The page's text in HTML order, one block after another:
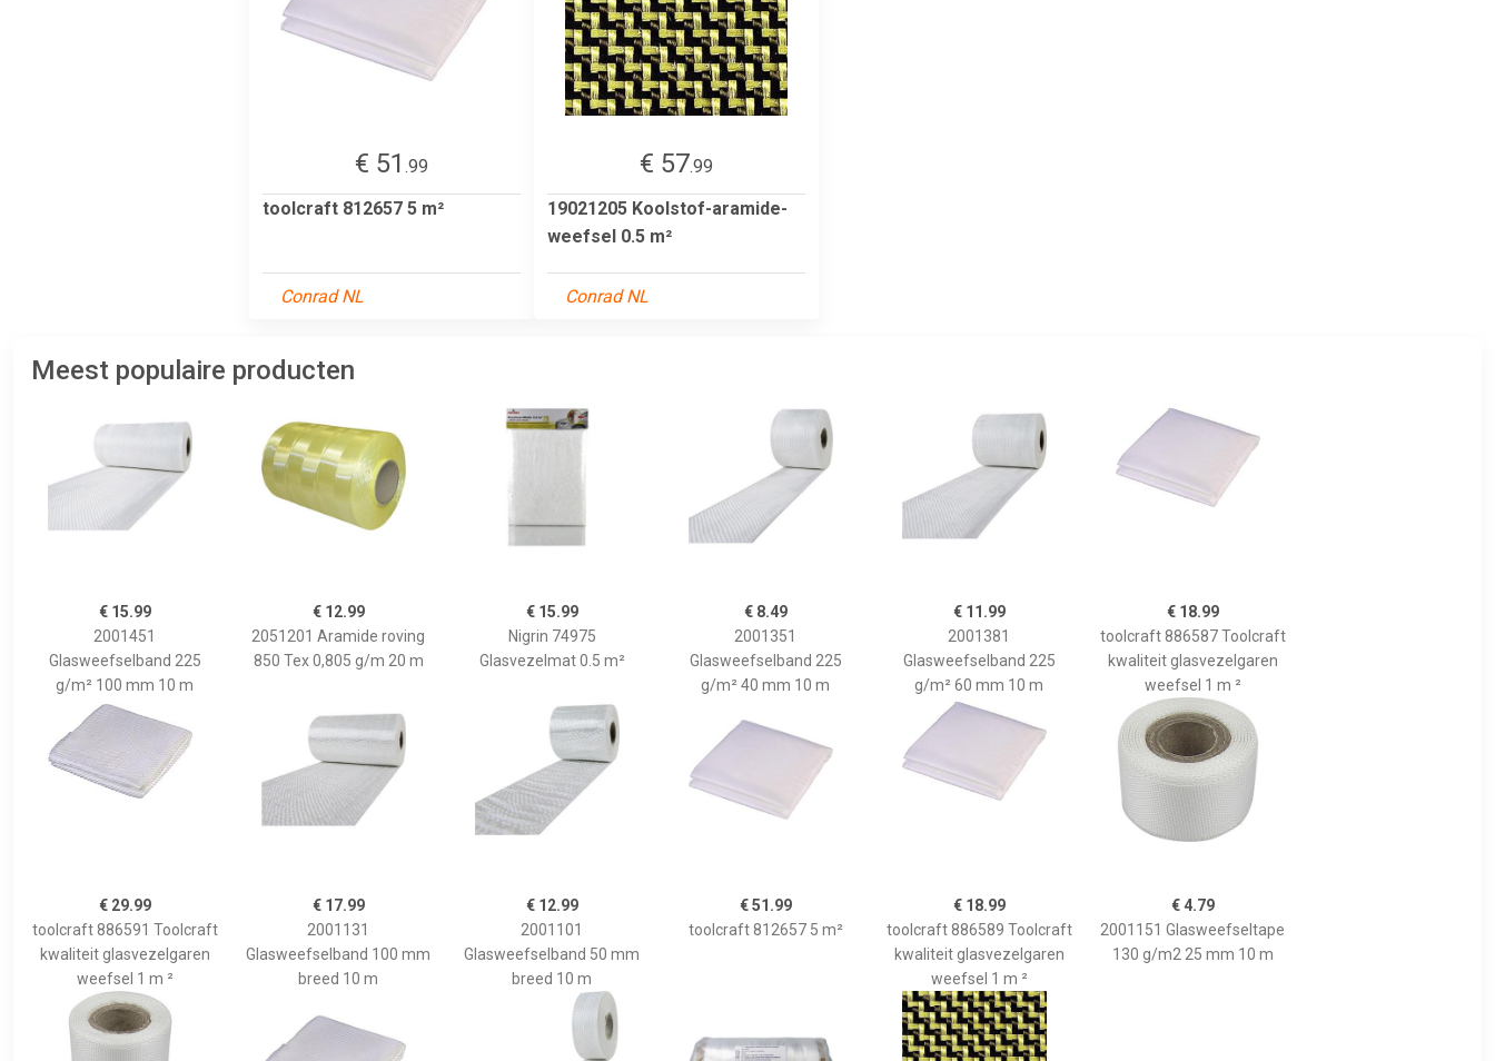
€ 51 .99
toolcraft 812657 5 m²
Conrad NL
€ 57.99
19021205 Koolstof-aramide-
weefsel 0.5 m²
Conrad NL
Meest populaire producten
€ 15.99
2001451
Glasweefselband 225
g/m² 100 mm 10 m
€ 12.99
2051201 Aramide roving
850 Tex 0,805 g/m 20 m
€ 15.99
Nigrin 74975
Glasvezelmat 0.5 m²
€ 8.49
2001351
Glasweefselband 225
g/m² 40 mm 10 m
€ 11.99
2001381
Glasweefselband 225
g/m² 60 mm 10 m
€ 18.99
toolcraft 886587 Toolcraft
kwaliteit glasvezelgaren
weefsel 1 m ²
€ 29.99
toolcraft 886591 Toolcraft
kwaliteit glasvezelgaren
weefsel 1 m ²
€ 17.99
2001131
Glasweefselband 100 mm
breed 10 m
€ 12.99
2001101
Glasweefselband 50 mm
breed 10 m
€ 51.99
toolcraft 812657 5 m²
€ 18.99
toolcraft 886589 Toolcraft
kwaliteit glasvezelgaren
weefsel 1 m ²
€ 4.79
2001151 Glasweefseltape
130 g/m2 25 mm 10 m